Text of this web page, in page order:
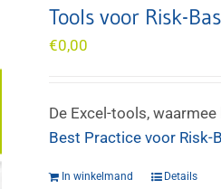
Tools voor Risk-
€0,00
De Excel-tools,
Best Practice voor Risk-
In winkelmand Details